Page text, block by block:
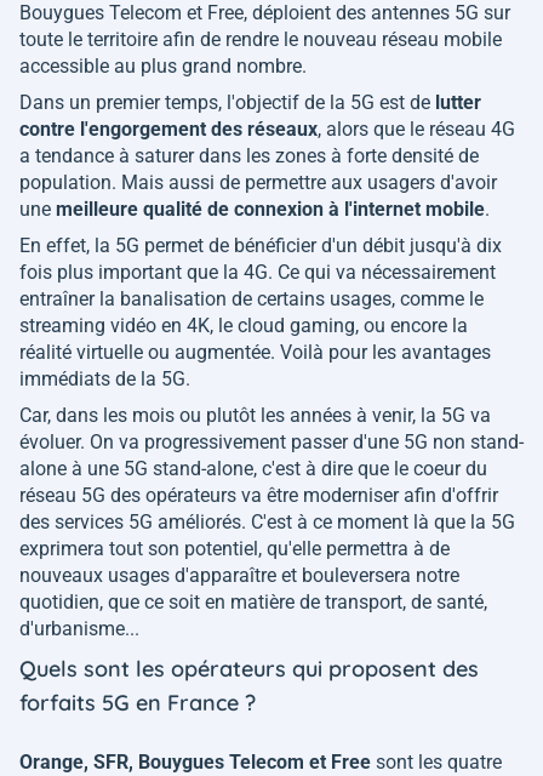
Bouygues Telecom et Free, déploient des antennes 5G sur
toute le territoire afin de rendre le nouveau réseau mobile
accessible au plus grand nombre.
Dans un premier temps, l'objectif de la 5G est de lutter
contre l'engorgement des réseaux, alors que le réseau 4G
a tendance à saturer dans les zones à forte densité de
population. Mais aussi de permettre aux usagers d'avoir
une meilleure qualité de connexion à l'internet mobile.
En effet, la 5G permet de bénéficier d'un débit jusqu'à dix
fois plus important que la 4G. Ce qui va nécessairement
entraîner la banalisation de certains usages, comme le
streaming vidéo en 4K, le cloud gaming, ou encore la
réalité virtuelle ou augmentée. Voilà pour les avantages
immédiats de la 5G.
Car, dans les mois ou plutôt les années à venir, la 5G va
évoluer. On va progressivement passer d'une 5G non stand-
alone à une 5G stand-alone, c'est à dire que le coeur du
réseau 5G des opérateurs va être moderniser afin d'offrir
des services 5G améliorés. C'est à ce moment là que la 5G
exprimera tout son potentiel, qu'elle permettra à de
nouveaux usages d'apparaître et bouleversera notre
quotidien, que ce soit en matière de transport, de santé,
d'urbanisme...
Quels sont les opérateurs qui proposent des
forfaits 5G en France ?
Orange, SFR, Bouygues Telecom et Free sont les quatre